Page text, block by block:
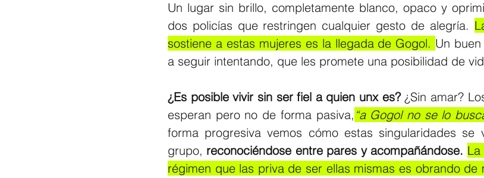
Un lugar sin brillo, completamente blanco, opaco y
dos policías que restringen cualquier gesto de alegría.
sostiene a estas mujeres es la llegada de Gogol. Un
a seguir intentando, que les promete una posibilidad de
¿Es posible vivir sin ser fiel a quien unx es? ¿Sin amar?
esperan pero no de forma pasiva, “a Gogol no se lo
forma progresiva vemos cómo estas singularidades se
grupo, reconociéndose entre pares y acompañándose.
régimen que las priva de ser ellas mismas es obrando de